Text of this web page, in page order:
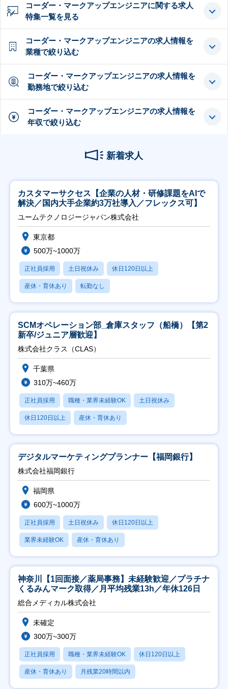
コーダー・マークアップエンジニアに関する求人
特集一覧を見る
コーダー・マークアップエンジニアの求人情報を
業種で絞り込む
コーダー・マークアップエンジニアの求人情報を
勤務地で絞り込む
コーダー・マークアップエンジニアの求人情報を
年収で絞り込む
新着求人
カスタマーサクセス【企業の人材・研修課題をAIで
解決／国内大手企業約3万社導入／フレックス可】
ユームテクノロジージャパン株式会社
東京都
500万~1000万
正社員採用 土日祝休み 休日120日以上
産休・育休あり 転勤なし
SCMオペレーション部_倉庫スタッフ（船橋）【第2
新卒/ジュニア層歓迎】
株式会社クラス（CLAS）
千葉県
310万~460万
正社員採用 職種・業界未経験OK 土日祝休み
休日120日以上 産休・育休あり
デジタルマーケティングプランナー【福岡銀行】
株式会社福岡銀行
福岡県
600万~1000万
正社員採用 土日祝休み 休日120日以上
業界未経験OK 産休・育休あり
神奈川【1回面接／薬局事務】未経験歓迎／プラチナ
くるみんマーク取得／月平均残業13h／年休126日
総合メディカル株式会社
未確定
300万~300万
正社員採用 職種・業界未経験OK 休日120日以上
産休・育休あり 月残業20時間以内